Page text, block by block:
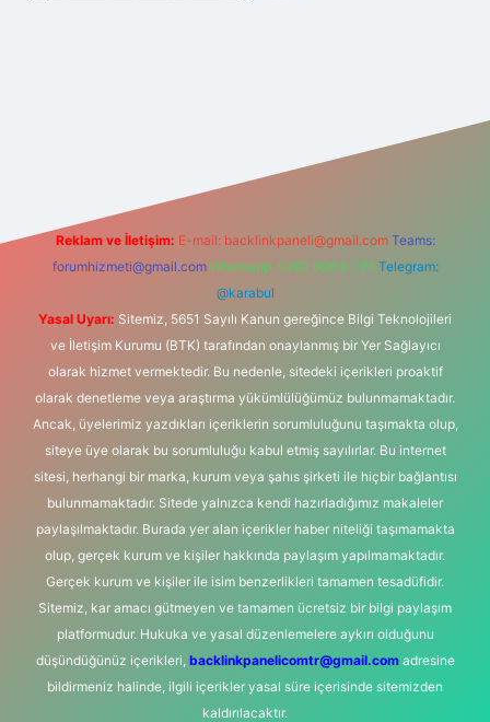
Reklam ve İletişim: E-mail: backlinkpaneli@gmail.com Teams:
forumhizmeti@gmail.com Whatsapp: 0262 606 0 726 Telegram:
@karabul
Yasal Uyarı: Sitemiz, 5651 Sayılı Kanun gereğince Bilgi Teknolojileri
ve İletişim Kurumu (BTK) tarafından onaylanmış bir Yer Sağlayıcı
olarak hizmet vermektedir. Bu nedenle, sitedeki içerikleri proaktif
olarak denetleme veya araştırma yükümlülüğümüz bulunmamaktadır.
Ancak, üyelerimiz yazdıkları içeriklerin sorumluluğunu taşımakta olup,
siteye üye olarak bu sorumluluğu kabul etmiş sayılırlar. Bu internet
sitesi, herhangi bir marka, kurum veya şahıs şirketi ile hiçbir bağlantısı
bulunmamaktadır. Sitede yalnızca kendi hazırladığımız makaleler
paylaşılmaktadır. Burada yer alan içerikler haber niteliği taşımamakta
olup, gerçek kurum ve kişiler hakkında paylaşım yapılmamaktadır.
Gerçek kurum ve kişiler ile isim benzerlikleri tamamen tesadüfidir.
Sitemiz, kar amacı gütmeyen ve tamamen ücretsiz bir bilgi paylaşım
platformudur. Hukuka ve yasal düzenlemelere aykırı olduğunu
düşündüğünüz içerikleri, backlinkpanelicomtr@gmail.comadresine
bildirmeniz halinde, ilgili içerikler yasal süre içerisinde sitemizden
kaldırılacaktır.